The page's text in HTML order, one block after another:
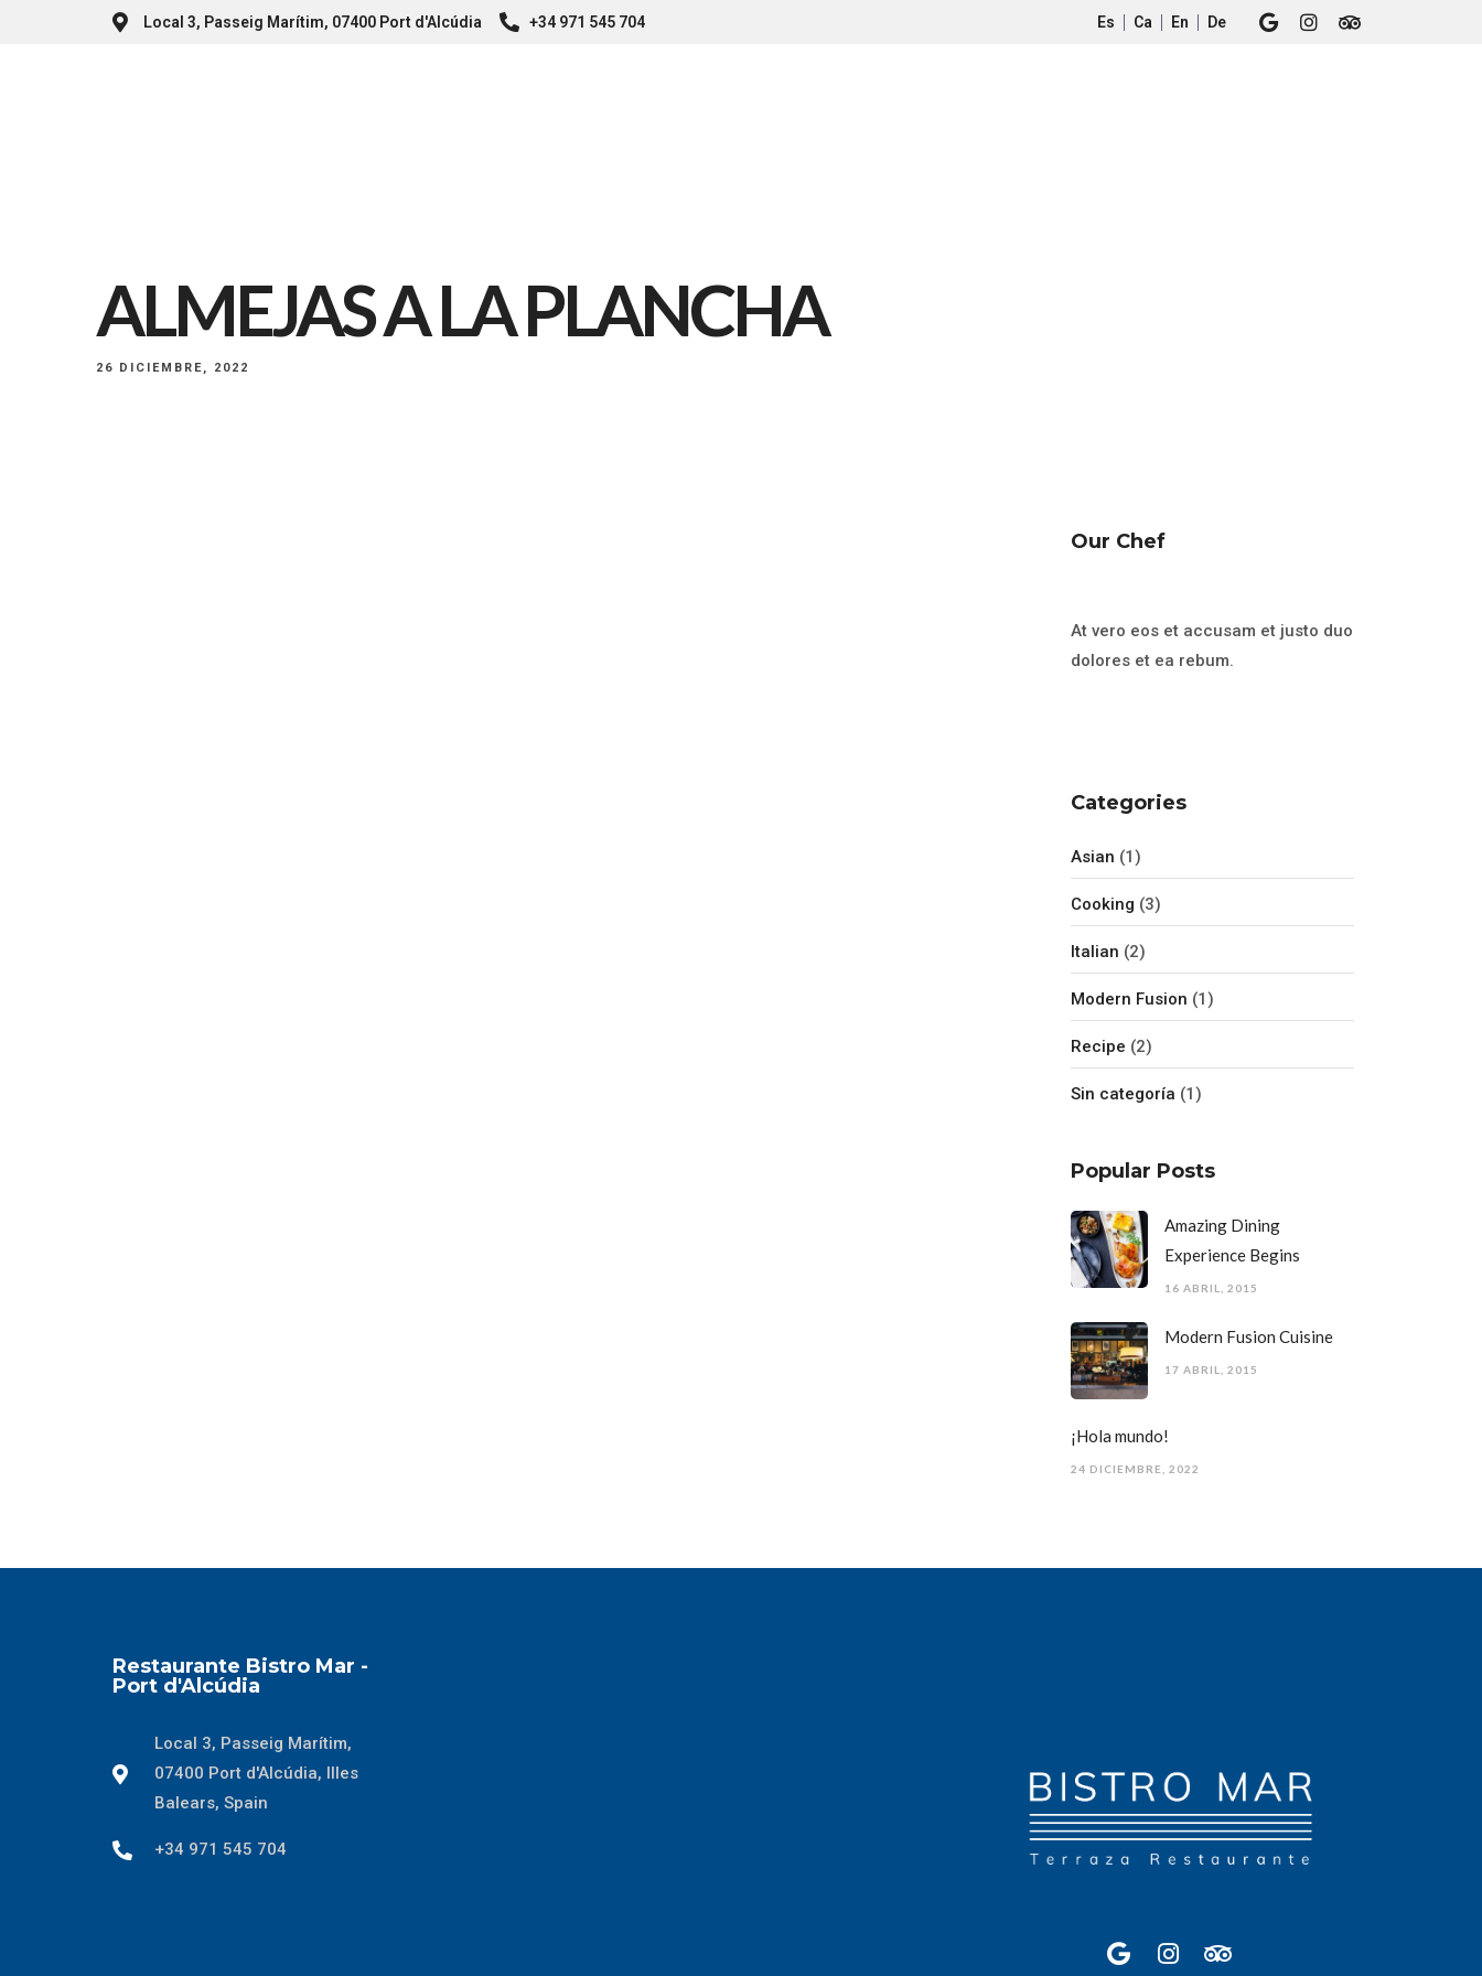
Local 3, Passeig Marítim, 07400 Port d'Alcúdia +34 971 545 704 Es Ca En De
ALMEJAS A LA PLANCHA
26 DICIEMBRE, 2022
Our Chef
At vero eos et accusam et justo duo
dolores et ea rebum.
Categories
Asian (1)
Cooking (3)
Italian (2)
Modern Fusion (1)
Recipe (2)
Sin categoría (1)
Popular Posts
Amazing Dining
Experience Begins
16 ABRIL, 2015
Modern Fusion Cuisine
17 ABRIL, 2015
¡Hola mundo!
24 DICIEMBRE, 2022
Restaurante Bistro Mar -
Port d'Alcúdia
Local 3, Passeig Marítim,
07400 Port d'Alcúdia, Illes
Balears, Spain
+34 971 545 704